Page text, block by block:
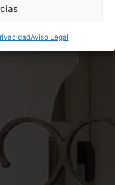
Aviso Legal